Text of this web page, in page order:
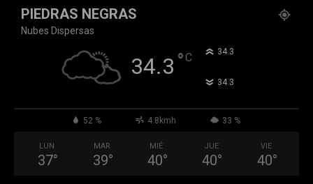
PIEDRAS NEGRAS
Nubes Dispersas
34.3 °C 34.3
34.3
52 % 4.8kmh 33 %
LUN
37°
MAR
39°
MIÉ
40°
JUE
40°
VIE
40°